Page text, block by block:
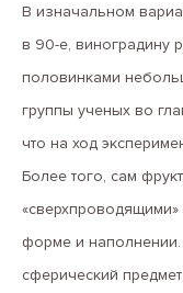
В изначальном
в 90-е, виноградину
половинками
группы ученых во
что на ход
Более того, сам
форме и наполнении.
сферический